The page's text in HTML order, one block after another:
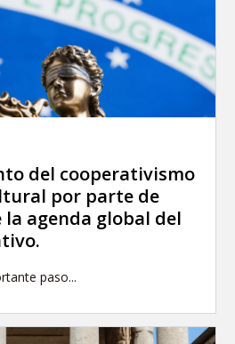
del cooperativismo
por parte de
agenda global del
paso...